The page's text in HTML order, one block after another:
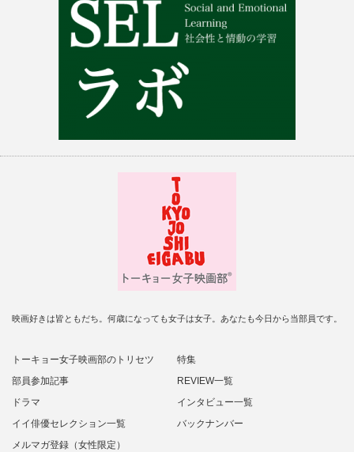
映画好きは皆ともだち。何歳になっても女子は女子。あなたも今日から当部員です。
トーキョー女子映画部のトリセツ
特集
部員参加記事
REVIEW一覧
ドラマ
インタビュー一覧
イイ俳優セレクション一覧
バックナンバー
メルマガ登録（女性限定）